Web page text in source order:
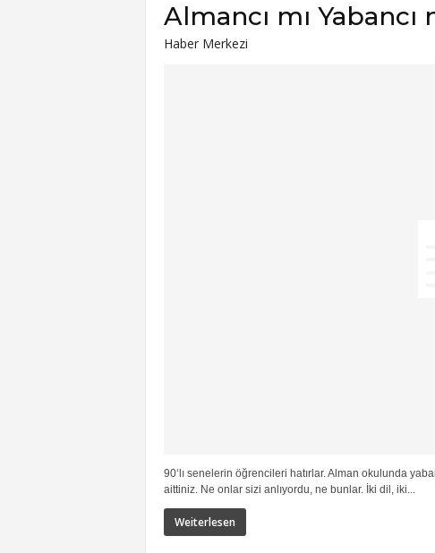
Almancı mı Yabancı
Haber Merkezi
90‘lı senelerin öğrencileri hatırlar. Alman okulunda
aittiniz. Ne onlar sizi anlıyordu, ne bunlar. İki dil, iki...
Weiterlesen